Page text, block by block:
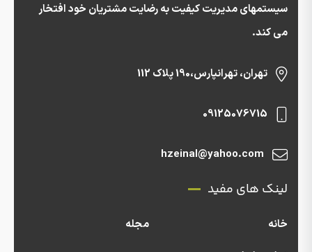
سیستمهای مدیریت کیفیت به رضایت مشتریان خود افتخار
می کند.
تهران، تهرانپارس،190 پلاک 112
09125076715
hzeinal@yahoo.com
لینک های مفید
خانه
مجله